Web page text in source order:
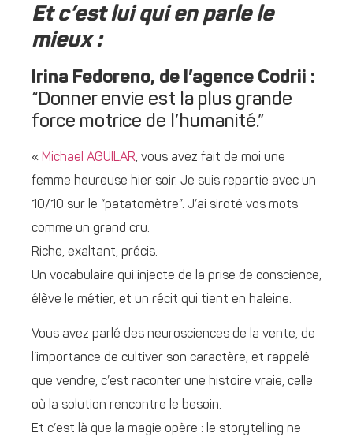
Et c’est lui qui en parle le
mieux :
Irina Fedoreno, de l’agence Codrii :
“Donner envie est la plus grande
force motrice de l’humanité.”
« Michael AGUILAR, vous avez fait de moi une
femme heureuse hier soir. Je suis repartie avec un
10/10 sur le “patatomètre”. J’ai siroté vos mots
comme un grand cru.
Riche, exaltant, précis.
Un vocabulaire qui injecte de la prise de conscience,
élève le métier, et un récit qui tient en haleine.
Vous avez parlé des neurosciences de la vente, de
l’importance de cultiver son caractère, et rappelé
que vendre, c’est raconter une histoire vraie, celle
où la solution rencontre le besoin.
Et c’est là que la magie opère : le storytelling ne